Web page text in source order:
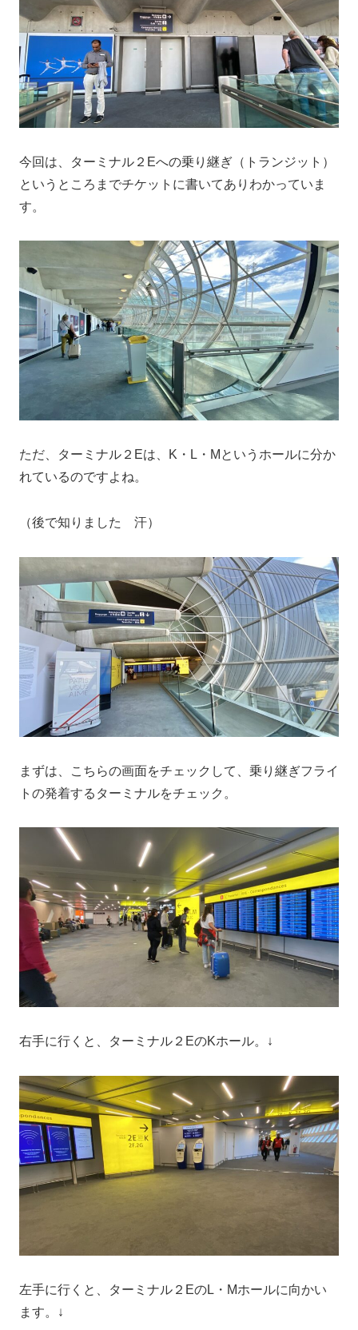
今回は、ターミナル２Eへの乗り継ぎ（トランジット）
というところまでチケットに書いてありわかっていま
す。
ただ、ターミナル２Eは、K・L・Mというホールに分か
れているのですよね。
（後で知りました 汗）
まずは、こちらの画面をチェックして、乗り継ぎフライ
トの発着するターミナルをチェック。
右手に行くと、ターミナル２EのKホール。↓
左手に行くと、ターミナル２EのL・Mホールに向かい
ます。↓